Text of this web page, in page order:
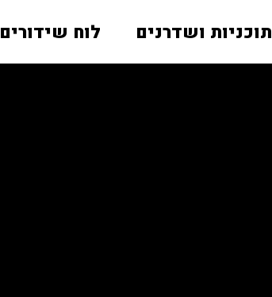
תוכניות ושדרנים לוח שידורים